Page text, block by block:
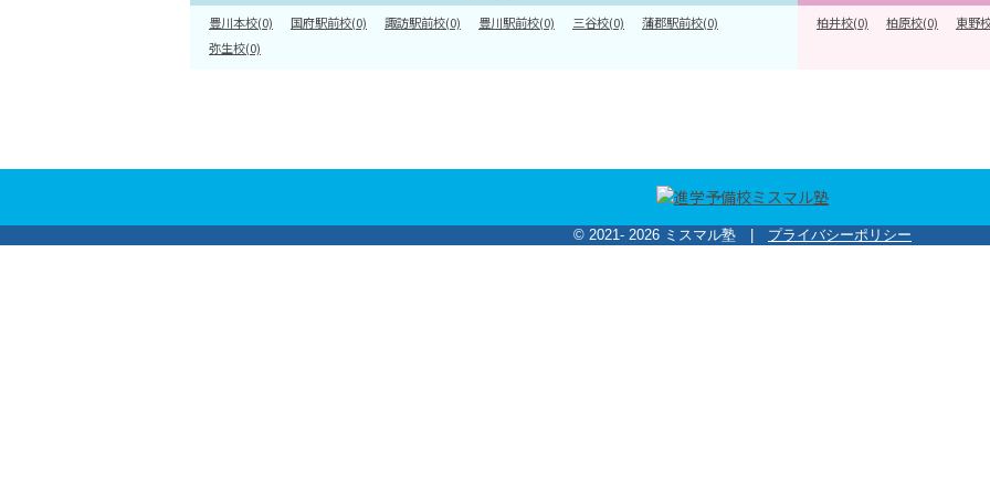
豊川本校(0)
国府駅前校(0) 諏訪駅前校(0) 豊川駅前校(0) 三谷校(0)
蒲郡駅前校(0)
弥生校(0)
柏井校(0)
柏原校(0) 東野
© 2021- 2026 ミスマル塾 | プライバシーポリシー